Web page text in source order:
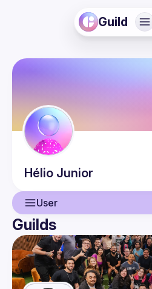
Guild
Hélio Junior
User
User
Guilds
Guilds